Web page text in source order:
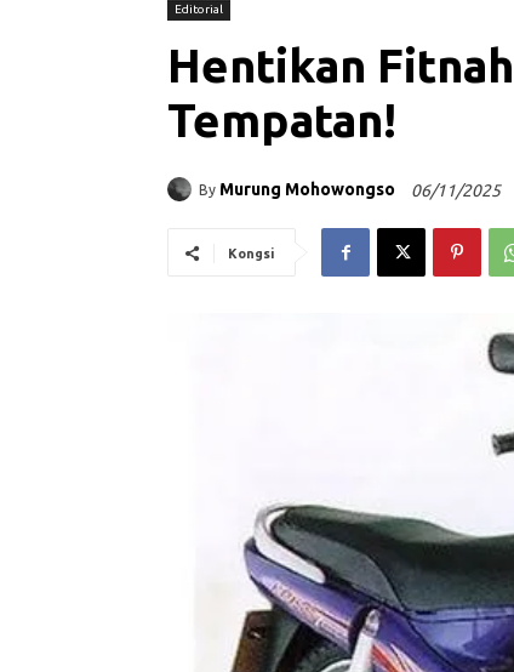
Editorial
Hentikan
Tempatan!
By Murung Mohowongso 06/11/2025
Kongsi